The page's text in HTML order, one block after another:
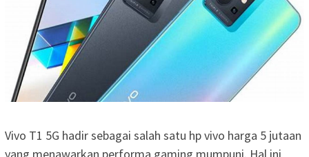
Vivo T1 5G hadir sebagai salah satu hp vivo harga 5 jutaan
yang menawarkan performa gaming mumpuni. Hal ini